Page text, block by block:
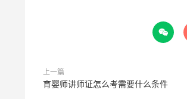

上一篇
育婴师讲师证怎么考需要什么条件